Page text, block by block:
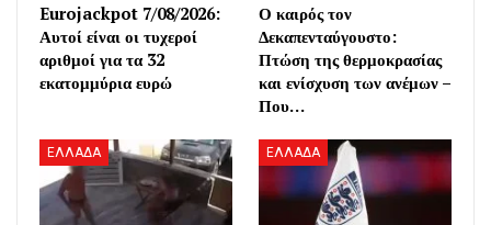
Eurojackpot 7/08/2026:
Αυτοί είναι οι τυχεροί
αριθμοί για τα 32
εκατομμύρια ευρώ
Ο καιρός τον
Δεκαπενταύγουστο:
Πτώση της θερμοκρασίας
και ενίσχυση των ανέμων –
Που…
ΕΛΛΑΔΑ ΕΛΛΑΔΑ